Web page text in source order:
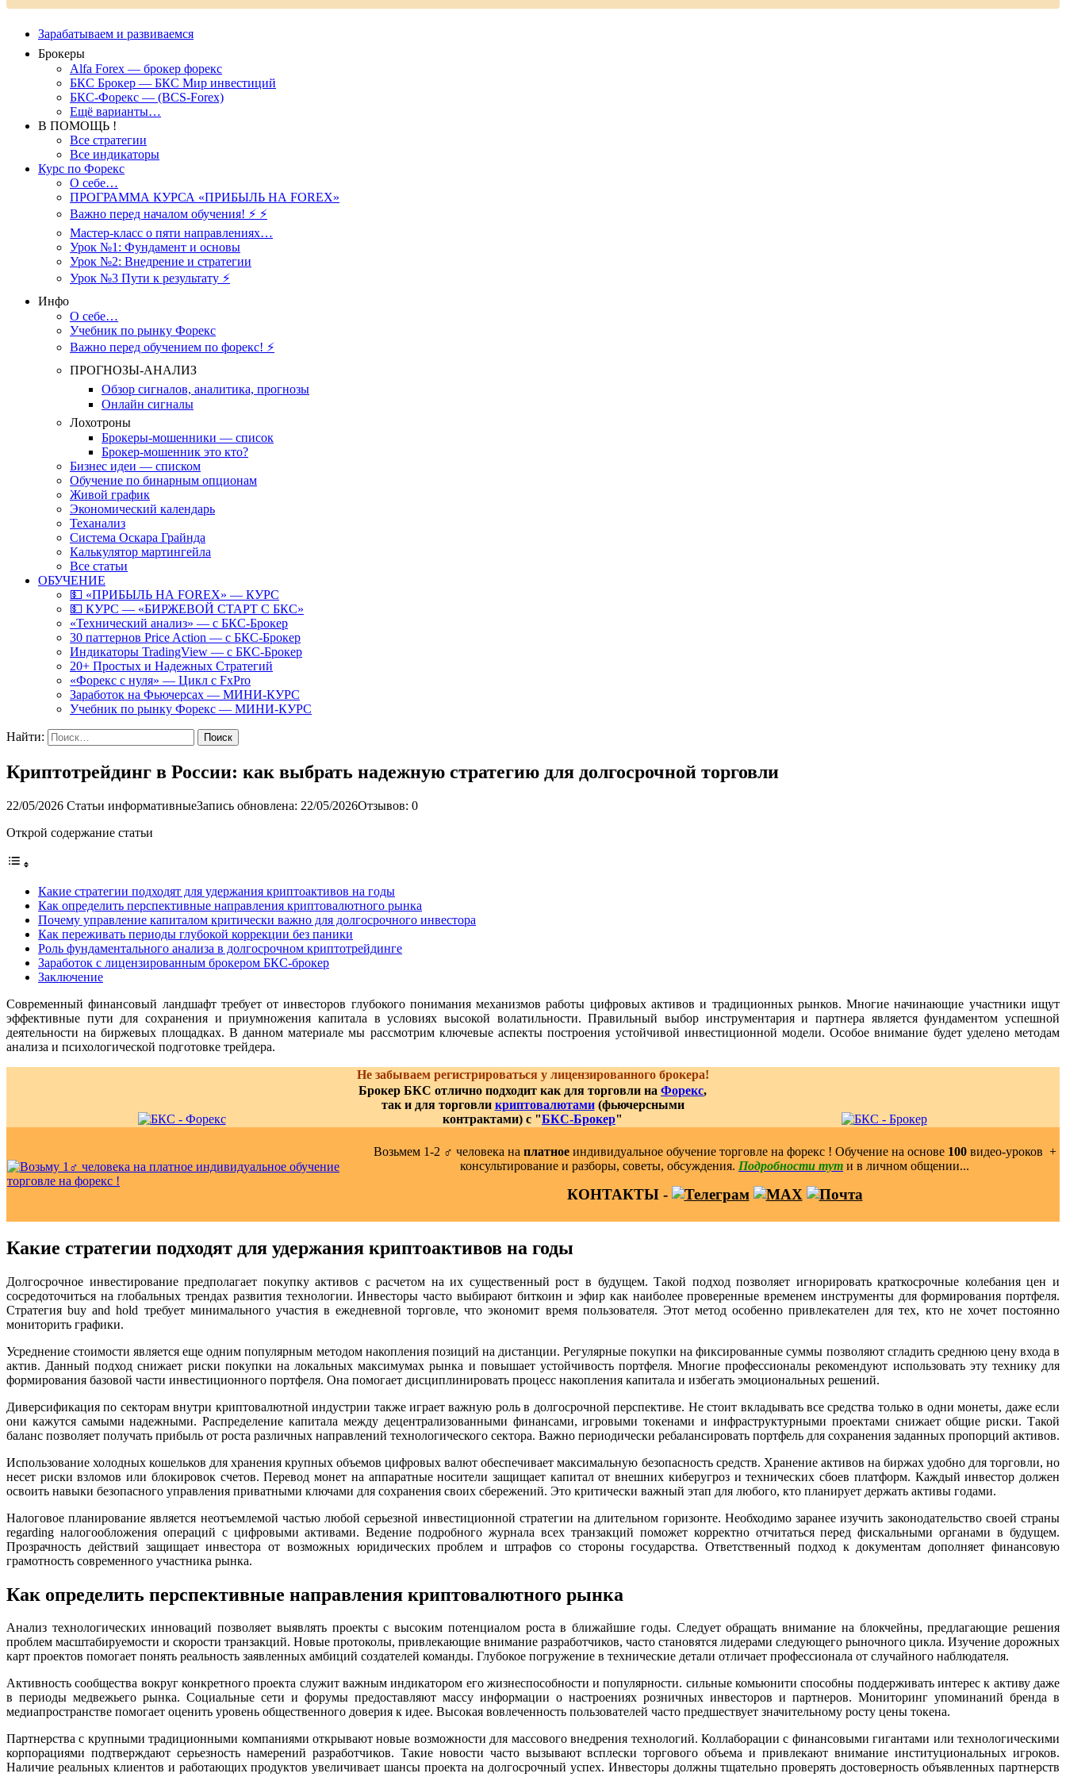
Зарабатываем и развиваемся
Брокеры
Alfa Forex — брокер форекс
БКС Брокер — БКС Мир инвестиций
БКС-Форекс — (BCS-Forex)
Ещё варианты…
В ПОМОЩЬ !
Все стратегии
Все индикаторы
Курс по Форекс
О себе…
ПРОГРАММА КУРСА «ПРИБЫЛЬ НА FOREX»
Важно перед началом обучения! ⚡ ⚡
Мастер-класс о пяти направлениях…
Урок №1: Фундамент и основы
Урок №2: Внедрение и стратегии
Урок №3 Пути к результату ⚡️
Инфо
О себе…
Учебник по рынку Форекс
Важно перед обучением по форекс! ⚡
ПРОГНОЗЫ-АНАЛИЗ
Обзор сигналов, аналитика, прогнозы
Онлайн сигналы
Лохотроны
Брокеры-мошенники — список
Брокер-мошенник это кто?
Бизнес идеи — списком
Обучение по бинарным опционам
Живой график
Экономический календарь
Теханализ
Система Оскара Грайнда
Калькулятор мартингейла
Все статьи
ОБУЧЕНИЕ
💵 «ПРИБЫЛЬ НА FOREX» — КУРС
💵 КУРС — «БИРЖЕВОЙ СТАРТ С БКС»
«Технический анализ» — с БКС-Брокер
30 паттернов Price Action — с БКС-Брокер
Индикаторы TradingView — с БКС-Брокер
20+ Простых и Надежных Стратегий
«Форекс с нуля» — Цикл с FxPro
Заработок на Фьючерсах — МИНИ-КУРС
Учебник по рынку Форекс — МИНИ-КУРС
Найти:
Криптотрейдинг в России: как выбрать надежную стратегию для долгосрочной торговли
22/05/2026 Статьи информативныеЗапись обновлена: 22/05/2026Отзывов: 0
Открой содержание статьи
Какие стратегии подходят для удержания криптоактивов на годы
Как определить перспективные направления криптовалютного рынка
Почему управление капиталом критически важно для долгосрочного инвестора
Как переживать периоды глубокой коррекции без паники
Роль фундаментального анализа в долгосрочном криптотрейдинге
Заработок с лицензированным брокером БКС-брокер
Заключение
Современный финансовый ландшафт требует от инвесторов глубокого понимания механизмов работы цифровых активов и традиционных рынков. Многие начинающие участники ищут
эффективные пути для сохранения и приумножения капитала в условиях высокой волатильности. Правильный выбор инструментария и партнера является фундаментом успешной
деятельности на биржевых площадках. В данном материале мы рассмотрим ключевые аспекты построения устойчивой инвестиционной модели. Особое внимание будет уделено методам
анализа и психологической подготовке трейдера.
Не забываем регистрироваться у лицензированного брокера!
Брокер БКС отлично подходит как для торговли на Форекс,
так и для торговли криптовалютами(фьючерсными
контрактами) с "БКС-Брокер"
Возьмем 1-2 ‍♂️ человека на платноеиндивидуальное обучение торговле на форекс ! Обучение на основе 100видео-уроков ️ +
консультирование и разборы, советы, обсуждения. Подробности тут и в личном общении...
КОНТАКТЫ -
Какие стратегии подходят для удержания криптоактивов на годы
Долгосрочное инвестирование предполагает покупку активов с расчетом на их существенный рост в будущем. Такой подход позволяет игнорировать краткосрочные колебания цен и
сосредоточиться на глобальных трендах развития технологии. Инвесторы часто выбирают биткоин и эфир как наиболее проверенные временем инструменты для формирования портфеля.
Стратегия buy and hold требует минимального участия в ежедневной торговле, что экономит время пользователя. Этот метод особенно привлекателен для тех, кто не хочет постоянно
мониторить графики.
Усреднение стоимости является еще одним популярным методом накопления позиций на дистанции. Регулярные покупки на фиксированные суммы позволяют сгладить среднюю цену входа в
актив. Данный подход снижает риски покупки на локальных максимумах рынка и повышает устойчивость портфеля. Многие профессионалы рекомендуют использовать эту технику для
формирования базовой части инвестиционного портфеля. Она помогает дисциплинировать процесс накопления капитала и избегать эмоциональных решений.
Диверсификация по секторам внутри криптовалютной индустрии также играет важную роль в долгосрочной перспективе. Не стоит вкладывать все средства только в одни монеты, даже если
они кажутся самыми надежными. Распределение капитала между децентрализованными финансами, игровыми токенами и инфраструктурными проектами снижает общие риски. Такой
баланс позволяет получать прибыль от роста различных направлений технологического сектора. Важно периодически ребалансировать портфель для сохранения заданных пропорций активов.
Использование холодных кошельков для хранения крупных объемов цифровых валют обеспечивает максимальную безопасность средств. Хранение активов на биржах удобно для торговли, но
несет риски взломов или блокировок счетов. Перевод монет на аппаратные носители защищает капитал от внешних киберугроз и технических сбоев платформ. Каждый инвестор должен
освоить навыки безопасного управления приватными ключами для сохранения своих сбережений. Это критически важный этап для любого, кто планирует держать активы годами.
Налоговое планирование является неотъемлемой частью любой серьезной инвестиционной стратегии на длительном горизонте. Необходимо заранее изучить законодательство своей страны
regarding налогообложения операций с цифровыми активами. Ведение подробного журнала всех транзакций поможет корректно отчитаться перед фискальными органами в будущем.
Прозрачность действий защищает инвестора от возможных юридических проблем и штрафов со стороны государства. Ответственный подход к документам дополняет финансовую
грамотность современного участника рынка.
Как определить перспективные направления криптовалютного рынка
Анализ технологических инноваций позволяет выявлять проекты с высоким потенциалом роста в ближайшие годы. Следует обращать внимание на блокчейны, предлагающие решения
проблем масштабируемости и скорости транзакций. Новые протоколы, привлекающие внимание разработчиков, часто становятся лидерами следующего рыночного цикла. Изучение дорожных
карт проектов помогает понять реальность заявленных амбиций создателей команды. Глубокое погружение в технические детали отличает профессионала от случайного наблюдателя.
Активность сообщества вокруг конкретного проекта служит важным индикатором его жизнеспособности и популярности. сильные комьюнити способны поддерживать интерес к активу даже
в периоды медвежьего рынка. Социальные сети и форумы предоставляют массу информации о настроениях розничных инвесторов и партнеров. Мониторинг упоминаний бренда в
медиапространстве помогает оценить уровень общественного доверия к идее. Высокая вовлеченность пользователей часто предшествует значительному росту цены токена.
Партнерства с крупными традиционными компаниями открывают новые возможности для массового внедрения технологий. Коллаборации с финансовыми гигантами или технологическими
корпорациями подтверждают серьезность намерений разработчиков. Такие новости часто вызывают всплески торгового объема и привлекают внимание институциональных игроков.
Наличие реальных клиентов и работающих продуктов увеличивает шансы проекта на долгосрочный успех. Инвесторы должны тщательно проверять достоверность объявленных партнерств